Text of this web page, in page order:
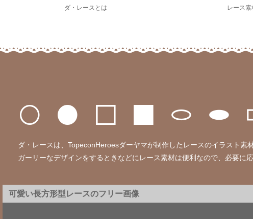
ダ・レースとは レース
ダ・レースは、TopeconHeroesダーヤマが制作したレースのイラスト素
ガーリーなデザインをするときなどにレース素材は便利なので、必要に
可愛い長方形型レースのフリー画像